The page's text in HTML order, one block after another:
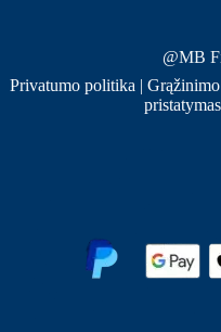
@MB
Privatumo politika |
pristatymas